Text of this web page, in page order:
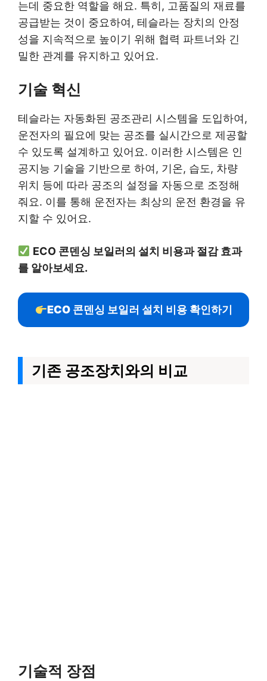
는데 중요한 역할을 해요. 특히, 고품질의 재료를
공급받는 것이 중요하여, 테슬라는 장치의 안정
성을 지속적으로 높이기 위해 협력 파트너와 긴
밀한 관계를 유지하고 있어요.
기술 혁신
테슬라는 자동화된 공조관리 시스템을 도입하여,
운전자의 필요에 맞는 공조를 실시간으로 제공할
수 있도록 설계하고 있어요. 이러한 시스템은 인
공지능 기술을 기반으로 하여, 기온, 습도, 차량
위치 등에 따라 공조의 설정을 자동으로 조정해
줘요. 이를 통해 운전자는 최상의 운전 환경을 유
지할 수 있어요.
ECO 콘덴싱 보일러의 설치 비용과 절감 효과
를 알아보세요.
ECO 콘덴싱 보일러 설치 비용 확인하기
기존 공조장치와의 비교
기술적 장점